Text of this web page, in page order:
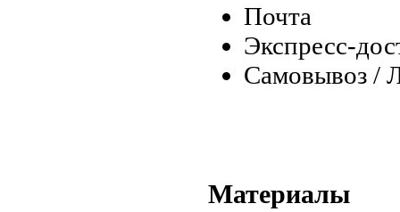
Почта
Экспресс-
Самовывоз /
Материалы